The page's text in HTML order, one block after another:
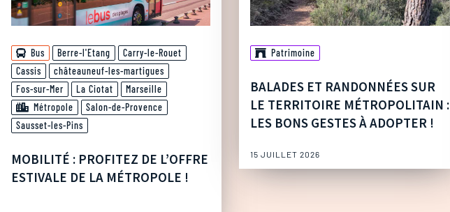
Bus Berre-l'Etang
Carry-le-Rouet
Cassis
châteauneuf-les-martigues
Fos-sur-Mer
La Ciotat
Marseille
Métropole
Salon-de-Provence
Sausset-les-Pins
MOBILITÉ : PROFITEZ DE L’OFFRE
ESTIVALE DE LA MÉTROPOLE !
Patrimoine
BALADES ET RANDONNÉES SUR
LE TERRITOIRE MÉTROPOLITAIN :
LES BONS GESTES À ADOPTER !
15 JUILLET 2026